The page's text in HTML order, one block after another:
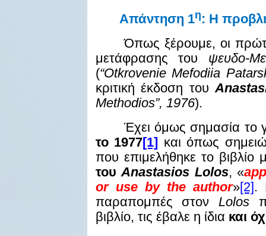
Απάντηση 1η: Η
Όπως ξέρουμε, οι
μετάφρασης του ψευδο-
(“Otkrovenie Mefodiia
κριτική έκδοση του
Methodios”, 1976).
Έχει όμως σημασία το
το 1977[1] και όπως
που επιμελήθηκε το βιβλίο
τουAnastasios Lolos, «
or use by the author»[2] .
παραπομπές στον Lolos
βιβλίο, τις έβαλε η ίδια και